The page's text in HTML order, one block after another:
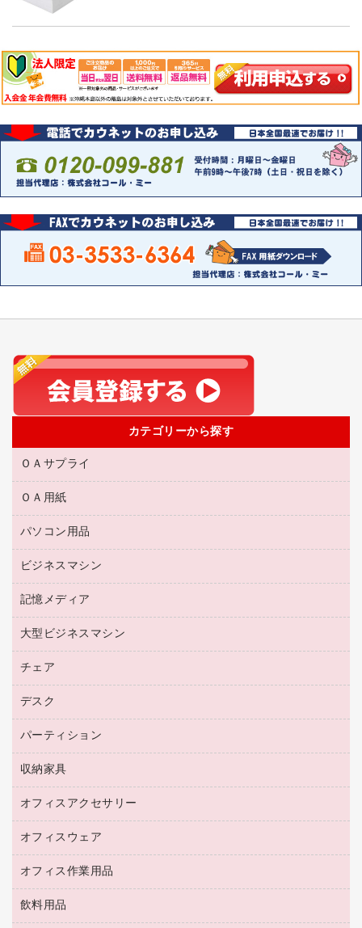
カテゴリーから探す
ＯＡサプライ
互換インクカートリッジ
リサイクルトナー（リターン方式）
リサイクルトナー（プール方式）
リサイクルインクカートリッジ
プリンタ用リボン
トナーカートリッジ
コピートナー
インクカートリッジ
ＯＡ用紙
名刺用紙
帳票用紙／フォーム用紙
ワープロ用紙
ラベル用紙
プロッター用紙
ハガキ用紙
その他コピー用紙・プリンタ用紙
コピー用紙
パソコン用品
パソコン周辺機器
各種ケーブル
マウスパッド
マウス
パソコンバッグ／収納用品
ネットワーク／ＬＡＮ機器
ネットワーク／ＬＡＮアクセサリー
セキュリティ用品
ＵＳＢハブ／ＵＳＢアクセサリー
ＯＡフィルター
ＯＡクリーナー／エアダスター
ビジネスマシン
電話機
レーザープリンタ／複合機
メモリーカード
プロジェクタ
ファクシミリ
デジタルカメラ
スキャナー
コピー機
記憶メディア
ブルーレイディスク
ＣＤ－ＲＷ
ＣＤ－Ｒ
メディア収納用品
大型ビジネスマシン
プリンタ
チェア
応接イス・ベンチ
オフィスチェア
デスク
ミーティングテーブル
デスク
カウンター
パーティション
ホワイトボード・黒板
収納家具
保管庫・書庫
ロッカー・下駄箱
その他収納
オフィスアクセサリー
オフィスアクセサリー
オフィスウェア
医療・介護・ワーキングウェア
ブラウス・シャツ
アウター
オフィス作業用品
養生用品
飲料用品